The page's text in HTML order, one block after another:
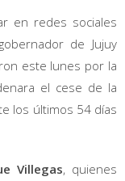
en redes sociales
de Jujuy
este lunes por la
el cese de la
los últimos 54 días
Villegas, quienes